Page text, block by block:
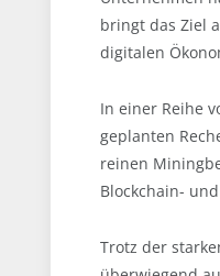
bringt das Ziel
digitalen
In einer Reihe
geplanten
reinen
Blockchain-
Trotz der